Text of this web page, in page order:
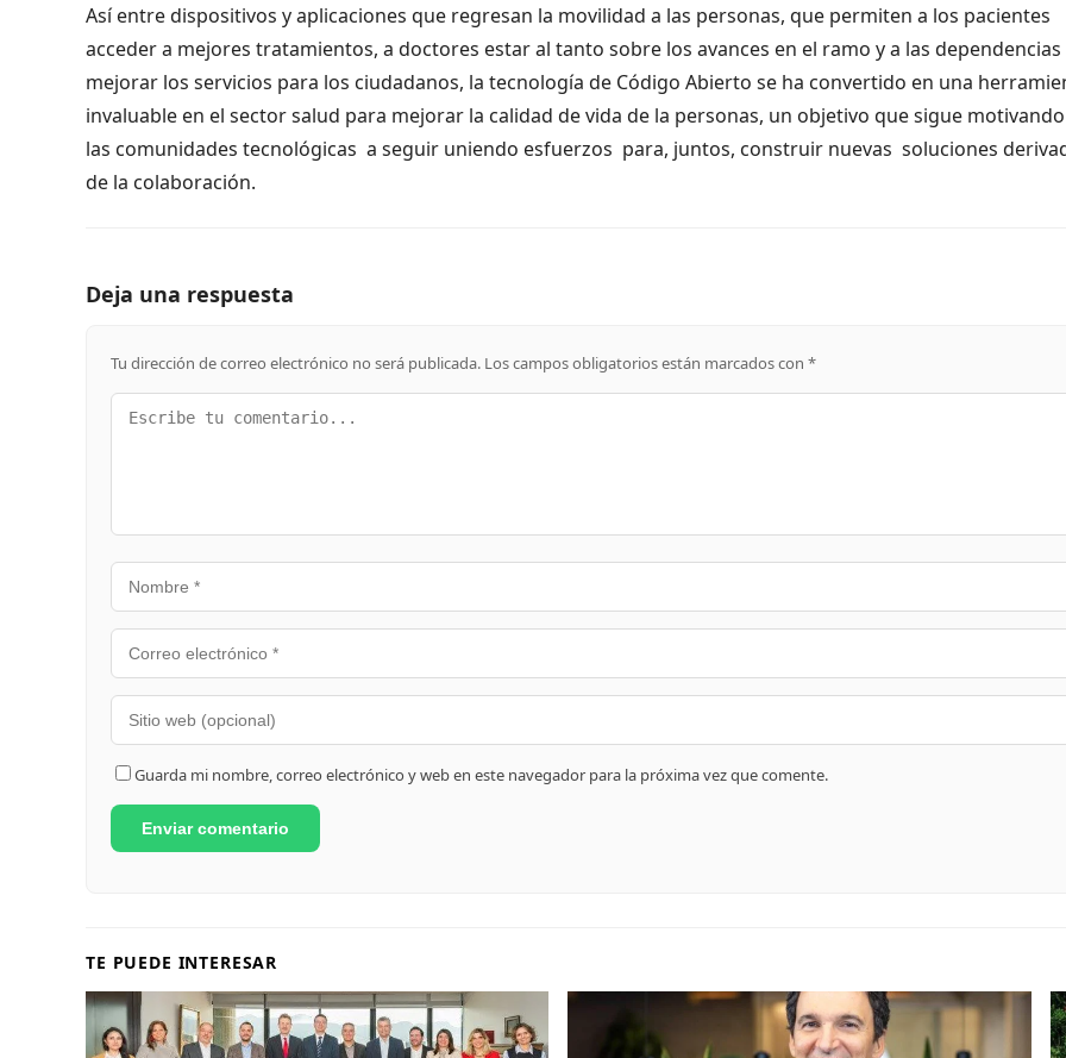
Así entre dispositivos y aplicaciones que regresan la movilidad a las personas, que permiten a los pacientes
acceder a mejores tratamientos, a doctores estar al tanto sobre los avances en el ramo y a las dependencias
mejorar los servicios para los ciudadanos, la tecnología de Código Abierto se ha convertido en una
invaluable en el sector salud para mejorar la calidad de vida de la personas, un objetivo que sigue
las comunidades tecnológicas a seguir uniendo esfuerzos para, juntos, construir nuevas soluciones
de la colaboración.
Deja una respuesta
Tu dirección de correo electrónico no será publicada. Los campos obligatorios están marcados con *
Guarda mi nombre, correo electrónico y web en este navegador para la próxima vez que comente.
TE PUEDE INTERESAR